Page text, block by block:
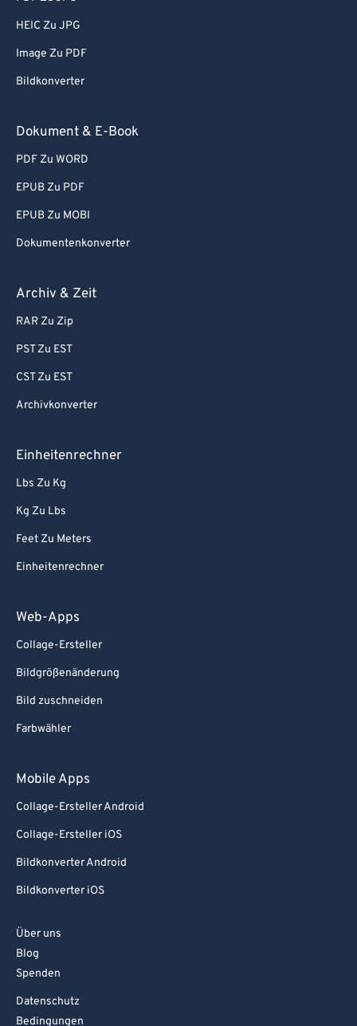
HEIC Zu JPG
Image Zu PDF
Bildkonverter
Dokument & E-Book
PDF Zu WORD
EPUB Zu PDF
EPUB Zu MOBI
Dokumentenkonverter
Archiv & Zeit
RAR Zu Zip
PST Zu EST
CST Zu EST
Archivkonverter
Einheitenrechner
Lbs Zu Kg
Kg Zu Lbs
Feet Zu Meters
Einheitenrechner
Web-Apps
Collage-Ersteller
Bildgrößenänderung
Bild zuschneiden
Farbwähler
Mobile Apps
Collage-Ersteller Android
Collage-Ersteller iOS
Bildkonverter Android
Bildkonverter iOS
Über uns
Blog
Spenden
Datenschutz
Bedingungen